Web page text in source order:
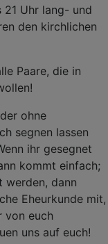
21 Uhr lang- und
den kirchlichen
Paare, die in
ohne
segnen lassen
ihr gesegnet
kommt einfach;
dann
Eheurkunde mit,
von euch
uns auf euch!